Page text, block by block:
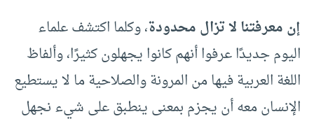
إن معرفتنا لا تزال محدودة، وكلما اكتشف علماء
اليوم جديدًا عرفوا أنهم كانوا يجهلون كثيرًا، وألفاظ
اللغة العربية فيها من المرونة والصلاحية ما لا يستطيع
الإنسان معه أن يجزم بمعنى ينطبق على شيء نجهل